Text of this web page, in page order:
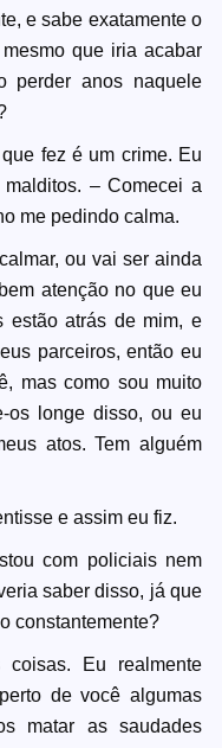
e sabe exatamente o
que iria acabar
perder anos naquele
fez é um crime. Eu
– Comecei a
me pedindo calma.
ou vai ser ainda
atenção no que eu
estão atrás de mim, e
parceiros, então eu
mas como sou muito
os longe disso, ou eu
atos. Tem alguém
e assim eu fiz.
com policiais nem
saber disso, já que
constantemente?
Eu realmente
de você algumas
matar as saudades